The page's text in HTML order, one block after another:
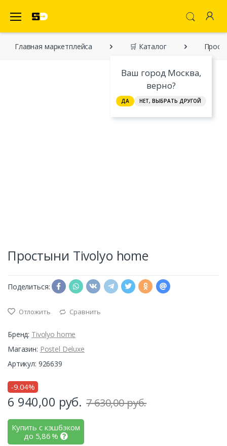
Ваш город Москва,
верно?
ДА НЕТ, ВЫБРАТЬ ДРУГОЙ
Главная марĸетплейса 🛒 Каталог
Простыни Tivolyo home
Поделиться:
Отложить Сравнить
Бренд: Tivolyo home
Магазин: Postel Deluxe
Артикул: 926639
-9.04%
6 940,00 руб. 7 630,00 руб.
Купить с кэшбэком
до 5,86%